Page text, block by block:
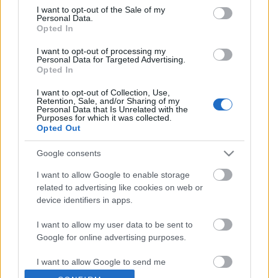
consent section.
I want to opt-out of the Sale of my
Personal Data.
Opted In
I want to opt-out of processing my
Personal Data for Targeted Advertising.
Opted In
I want to opt-out of Collection, Use,
Retention, Sale, and/or Sharing of my
Personal Data that Is Unrelated with the
Purposes for which it was collected.
Opted Out
Google consents
I want to allow Google to enable storage
related to advertising like cookies on web or
device identifiers in apps.
I want to allow my user data to be sent to
Google for online advertising purposes.
I want to allow Google to send me
Blogajánló: A Burzsujok megmondják
hol vegyünk használt Guccit!
*Bianka*•2010. január 18.
A távol-keleti hamisítóknál már csak
egyvalamit gyűlölnek jobban a luxusmárkák: az
eBay-t, ami lehetőséget ad arra, hogy az egész
világon árusíthassák azokat. Valljuk be, mi is
morcosak lennénk, ha az…
Blogajánló
*Bianka*•2009. augusztus 28.
Az Otthon, édes blog ezúttal Alexander Wang
műhelyéről rántja le a leplet. Kattintsatok ide,